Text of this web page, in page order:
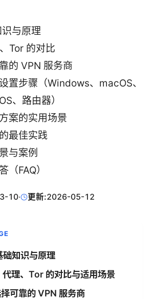
与原理
Tor 的对比
的 VPN 服务商
置步骤（Windows、macOS、
、路由器）
案的实用场景
最佳实践
与案例
（FAQ）
10· 更新:2026-05-12
础知识与原理
理、Tor 的对比与适用场景
可靠的 VPN 服务商